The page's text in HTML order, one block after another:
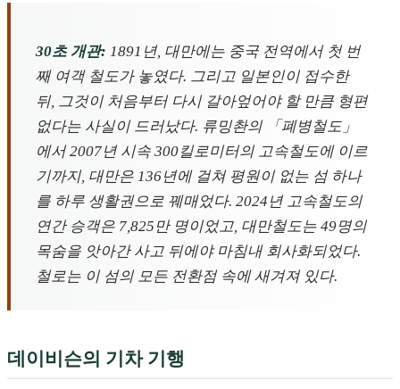
30초 개관: 1891년, 대만에는 중국 전역에서 첫 번
째 여객 철도가 놓였다. 그리고 일본인이 접수한
뒤, 그것이 처음부터 다시 갈아엎어야 할 만큼 형편
없다는 사실이 드러났다. 류밍촨의 「폐병철도」
에서 2007년 시속 300킬로미터의 고속철도에 이르
기까지, 대만은 136년에 걸쳐 평원이 없는 섬 하나
를 하루 생활권으로 꿰매었다. 2024년 고속철도의
연간 승객은 7,825만 명이었고, 대만철도는 49명의
목숨을 앗아간 사고 뒤에야 마침내 회사화되었다.
철로는 이 섬의 모든 전환점 속에 새겨져 있다.
데이비슨의 기차 기행